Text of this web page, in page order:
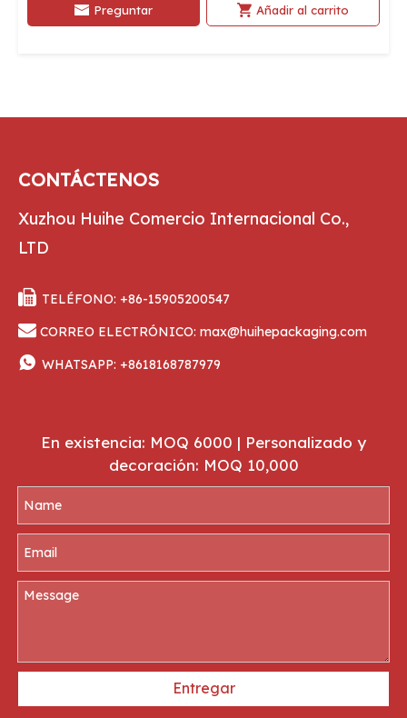
Preguntar Añadir al carrito
CONTÁCTENOS
Xuzhou Huihe Comercio Internacional Co.,
LTD
 TELÉFONO: +86-15905200547
 CORREO ELECTRÓNICO: max@huihepackaging.com
 WHATSAPP: +8618168787979
En existencia: MOQ 6000 | Personalizado y
decoración: MOQ 10,000
Entregar